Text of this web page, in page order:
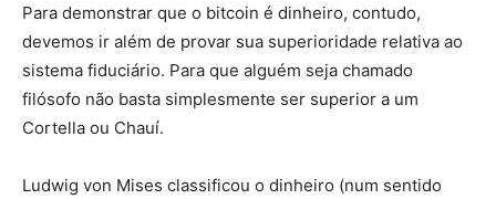
Para demonstrar que o bitcoin é dinheiro, contudo,
devemos ir além de provar sua superioridade relativa ao
sistema fiduciário. Para que alguém seja chamado
filósofo não basta simplesmente ser superior a um
Cortella ou Chauí.
Ludwig von Mises classificou o dinheiro (num sentido